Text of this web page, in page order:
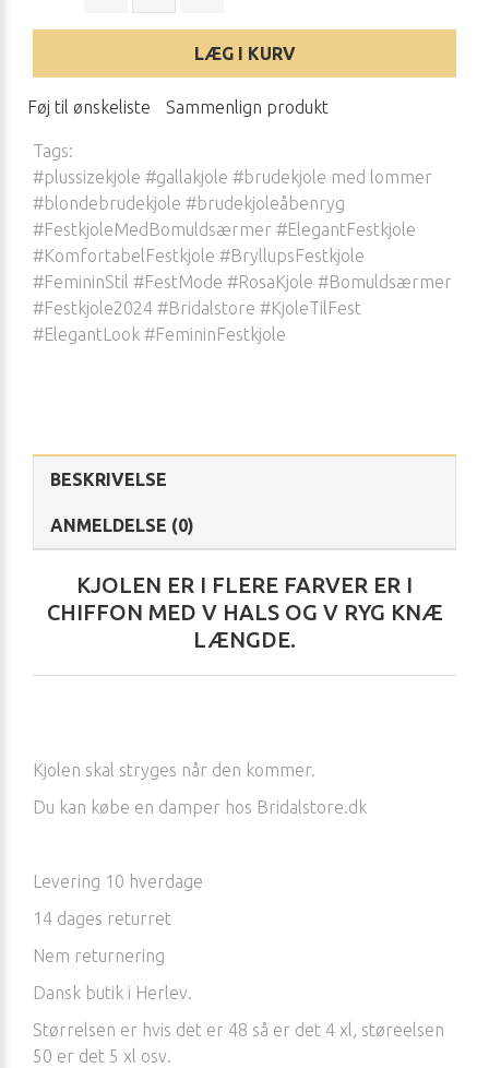
LÆG I KURV
Føj til ønskeliste Sammenlign produkt
Tags:
#plussizekjole #gallakjole #brudekjole med lommer
#blondebrudekjole #brudekjoleåbenryg
#FestkjoleMedBomuldsærmer #ElegantFestkjole
#KomfortabelFestkjole #BryllupsFestkjole
#FemininStil #FestMode #RosaKjole #Bomuldsærmer
#Festkjole2024 #Bridalstore #KjoleTilFest
#ElegantLook #FemininFestkjole
BESKRIVELSE
ANMELDELSE (0)
KJOLEN ER I FLERE FARVER ER I
CHIFFON MED V HALS OG V RYG KNÆ
LÆNGDE.
Kjolen skal stryges når den kommer.
Du kan købe en damper hos Bridalstore.dk
Levering 10 hverdage
14 dages returret
Nem returnering
Dansk butik i Herlev.
Størrelsen er hvis det er 48 så er det 4 xl, støreelsen
50 er det 5 xl osv.